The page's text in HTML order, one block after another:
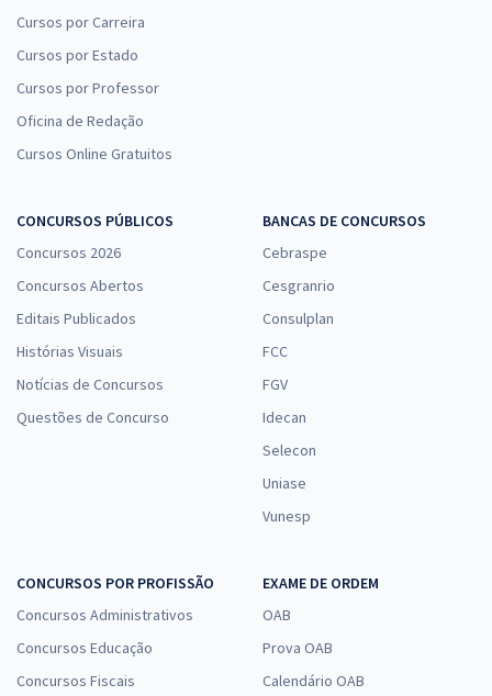
Cursos por Carreira
Cursos por Estado
Cursos por Professor
Oficina de Redação
Cursos Online Gratuitos
CONCURSOS PÚBLICOS
Concursos 2026
Concursos Abertos
Editais Publicados
Histórias Visuais
Notícias de Concursos
Questões de Concurso
BANCAS DE CONCURSOS
Cebraspe
Cesgranrio
Consulplan
FCC
FGV
Idecan
Selecon
Uniase
Vunesp
CONCURSOS POR PROFISSÃO
Concursos Administrativos
Concursos Educação
Concursos Fiscais
EXAME DE ORDEM
OAB
Prova OAB
Calendário OAB